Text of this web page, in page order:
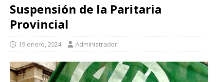
Suspensión de la Paritaria
Provincial
19 enero, 2024 Administrador